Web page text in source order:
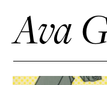
Ava